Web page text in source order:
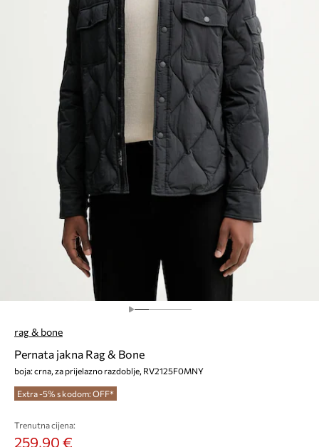
rag & bone
Pernata jakna Rag & Bone
boja: crna, za prijelazno razdoblje, RV2125F0MNY
Extra -5% s kodom: OFF*
Trenutna cijena:
259,90 €